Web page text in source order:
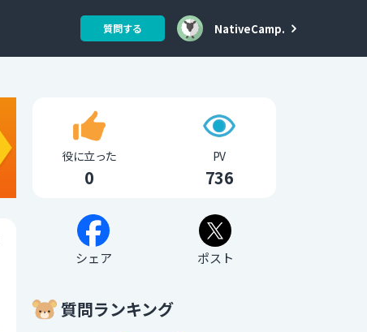
質問する NativeCamp.
役に立った
0
PV
736
シェア ポスト
質問ランキング